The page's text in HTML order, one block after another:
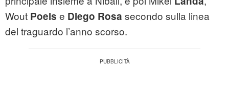
Wout Poels e Diego Rosa secondo sulla linea
del traguardo l’anno scorso.